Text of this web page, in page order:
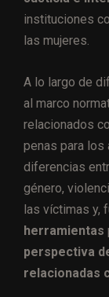
instituciones
las mujeres.
A lo largo de
al marco
relacionados
penas para los
diferencias
género,
las víctimas y,
herramientas
perspectiva
relacionadas